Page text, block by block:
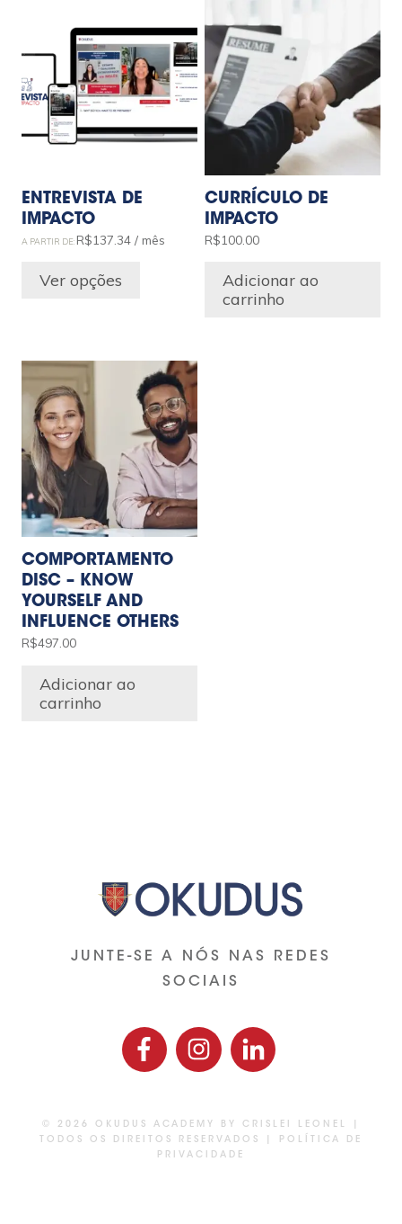
ENTREVISTA DE
IMPACTO
A PARTIR DE: R$137.34 / mês
Ver opções
CURRÍCULO DE
IMPACTO
R$100.00
Adicionar ao
carrinho
COMPORTAMENTO
DISC – KNOW
YOURSELF AND
INFLUENCE OTHERS
R$497.00
Adicionar ao
carrinho
JUNTE-SE A NÓS NAS REDES
SOCIAIS
© 2026 OKUDUS ACADEMY BY CRISLEI LEONEL
TODOS OS DIREITOS RESERVADOS | POLÍTICA DE
PRIVACIDADE